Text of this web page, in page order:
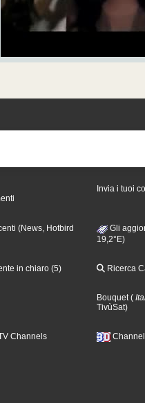
Invia i tuoi
(News, Hotbird
Gli
19,2°E)
in chiaro (5) Ricerca
Bouquet(
TivùSat)
Channels